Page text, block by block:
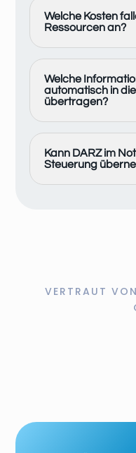
Welche Kosten
Ressourcen an?
Welche
automatisch in
übertragen?
Kann DARZ im
Steuerung
VERTRAUT